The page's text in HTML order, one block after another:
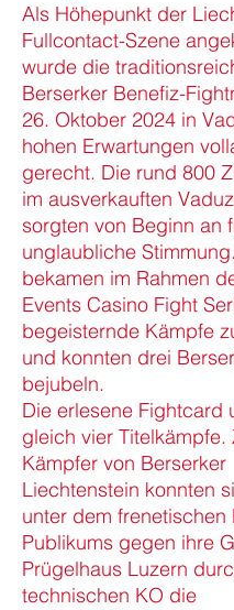
Als Höhepunkt der
Fullcontact-Szene
wurde die
Berserker Benefiz-
26. Oktober 2024 in
hohen Erwartungen
gerecht. Die rund 800
im ausverkauften
sorgten von Beginn an
unglaubliche
bekamen im Rahmen
Events Casino Fight
begeisternde Kämpfe
und konnten drei
bejubeln.
Die erlesene Fightcard
gleich vier Titelkämpfe.
Kämpfer von Berserker
Liechtenstein konnten
unter dem frenetischen
Publikums gegen ihre
Prügelhaus Luzern
technischen KO die